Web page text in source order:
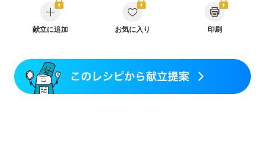
産後（ミルク）
骨粗しょう症
関節リウマチ
フレイル（年齢に合わせた体作り）
貧血対策
ニキビ・肌荒れ
献立に追加 お気に入り 印刷